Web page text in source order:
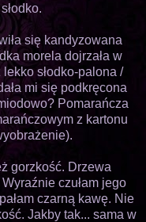
się kandyzowana
morela dojrzała w
słodko-palona /
mi się podkręcona
Pomarańcza
z kartonu
gorzkość. Drzewa
czułam jego
czarną kawę. Nie
Jakby tak... sama w